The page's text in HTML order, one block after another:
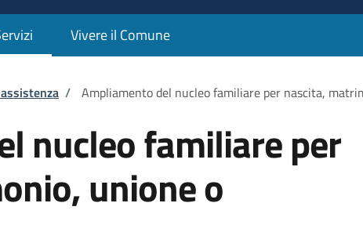
Vivere il Comune
/ Ampliamento del nucleo familiare per nascita,
nucleo familiare per
unione o